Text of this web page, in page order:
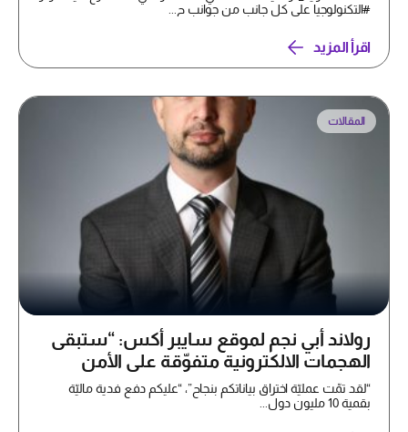
#التكنولوجيا على كل جانب من جوانب ح...
اقرأ المزيد
المقالات
رولاند أبي نجم لموقع سايبر أكس: “ستبقى
الهجمات الالكترونية متفوّقة على الأمن
السيبراني”
“لقد تمّت عمليّة اختراق بياناتكم بنجاح”، “عليكم دفع فدية ماليّة
بقمية 10 مليون دول...